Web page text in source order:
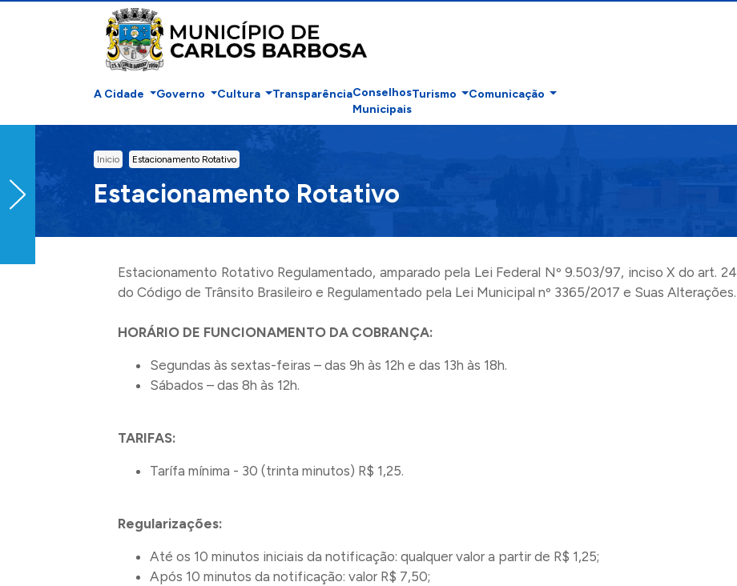
Ir para conteúdo principal
A Cidade Governo Cultura TransparênciaConselhos
Municipais
Turismo Comunicação
Inicio Estacionamento Rotativo
Estacionamento Rotativo
Estacionamento Rotativo Regulamentado, amparado pela Lei Federal Nº 9.503/97, inciso X do art. 24
do Código de Trânsito Brasileiro e Regulamentado pela Lei Municipal nº 3365/2017 e Suas Alterações.
HORÁRIO DE FUNCIONAMENTO DA COBRANÇA:
Segundas às sextas-feiras – das 9h às 12h e das 13h às 18h.
Sábados – das 8h às 12h.
TARIFAS:
Tarífa mínima - 30 (trinta minutos) R$ 1,25.
Regularizações:
Até os 10 minutos iniciais da notificação: qualquer valor a partir de R$ 1,25;
Após 10 minutos da notificação: valor R$ 7,50;